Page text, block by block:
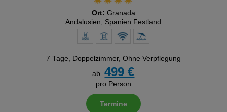
Ort: Granada
Andalusien, Spanien Festland
7 Tage, Doppelzimmer, Ohne Verpflegung
ab
499 €
pro Person
Termine